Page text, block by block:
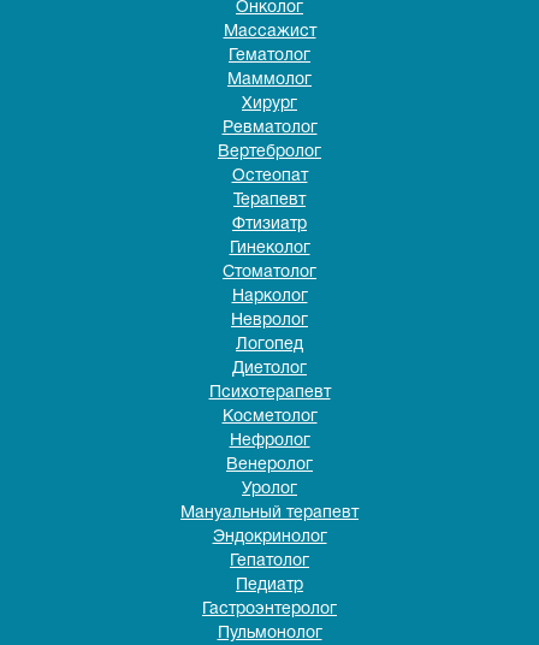
Онколог
Массажист
Гематолог
Маммолог
Хирург
Ревматолог
Вертебролог
Остеопат
Терапевт
Фтизиатр
Гинеколог
Стоматолог
Нарколог
Невролог
Логопед
Диетолог
Психотерапевт
Косметолог
Нефролог
Венеролог
Уролог
Мануальный терапевт
Эндокринолог
Гепатолог
Педиатр
Гастроэнтеролог
Пульмонолог